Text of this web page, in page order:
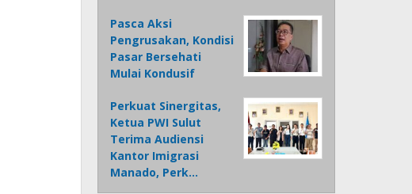
Pasca Aksi
Pengrusakan, Kondisi
Pasar Bersehati
Mulai Kondusif
Perkuat Sinergitas,
Ketua PWI Sulut
Terima Audiensi
Kantor Imigrasi
Manado, Perk…